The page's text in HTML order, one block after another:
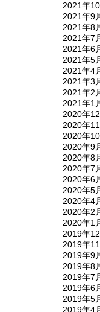
2021年
2021年9
2021年8
2021年7
2021年6
2021年5
2021年4
2021年3
2021年2
2021年1
2020年
2020年
2020年
2020年9
2020年8
2020年7
2020年6
2020年5
2020年4
2020年2
2020年1
2019年
2019年
2019年9
2019年8
2019年7
2019年6
2019年5
2019年4